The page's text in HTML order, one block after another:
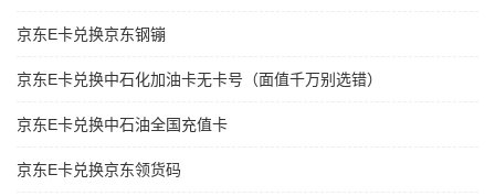
京东E卡兑换京东钢镚
京东E卡兑换中石化加油卡无卡号（面值千万别选错）
京东E卡兑换中石油全国充值卡
京东E卡兑换京东领货码